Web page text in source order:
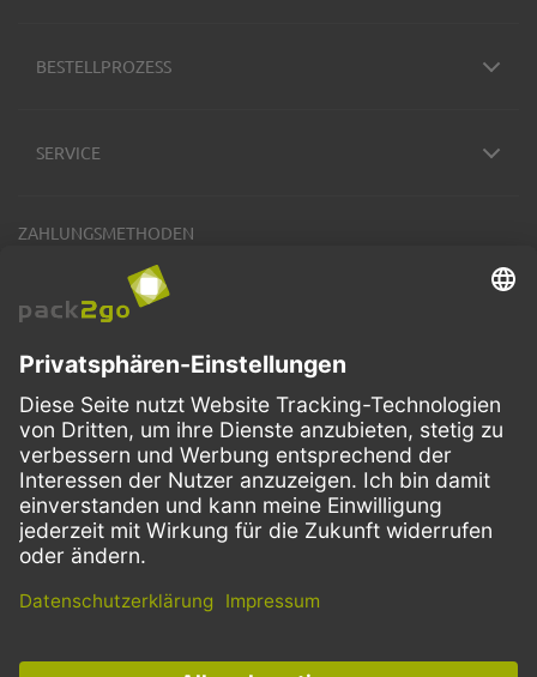
BESTELLPROZESS
SERVICE
ZAHLUNGSMETHODEN
VERSANDARTEN
FacebookInstagramLinkedIn